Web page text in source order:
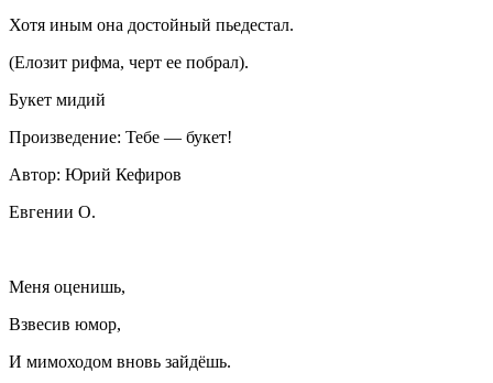
Хотя иным она достойный пьедестал.
(Елозит рифма, черт ее побрал).
Букет мидий
Произведение: Тебе — букет!
Автор: Юрий Кефиров
Евгении О.
Меня оценишь,
Взвесив юмор,
И мимоходом вновь зайдёшь.